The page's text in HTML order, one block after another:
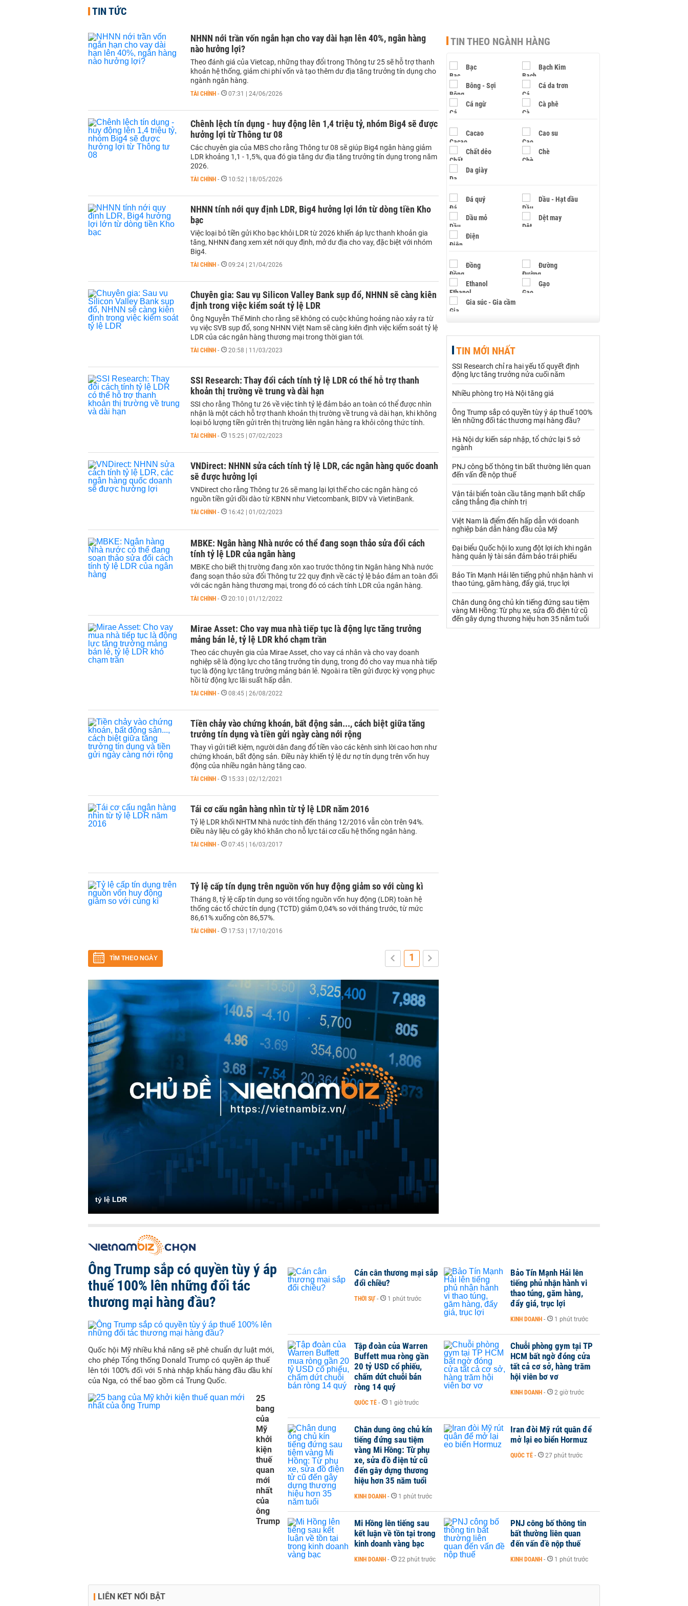
TIN TỨC
NHNN nới trần vốn ngắn hạn cho vay dài hạn lên 40%, ngân hàng
nào hưởng lợi?
Theo đánh giá của Vietcap, những thay đổi trong Thông tư 25 sẽ hỗ trợ thanh
khoản hệ thống, giảm chi phí vốn và tạo thêm dư địa tăng trưởng tín dụng cho
ngành ngân hàng.
TÀI CHÍNH - 07:31 | 24/06/2026
Chênh lệch tín dụng - huy động lên 1,4 triệu tỷ, nhóm Big4 sẽ được
hưởng lợi từ Thông tư 08
Các chuyên gia của MBS cho rằng Thông tư 08 sẽ giúp Big4 ngân hàng giảm
LDR khoảng 1,1 - 1,5%, qua đó gia tăng dư địa tăng trưởng tín dụng trong năm
2026.
TÀI CHÍNH - 10:52 | 18/05/2026
NHNN tính nới quy định LDR, Big4 hưởng lợi lớn từ dòng tiền Kho
bạc
Việc loại bỏ tiền gửi Kho bạc khỏi LDR từ 2026 khiến áp lực thanh khoản gia
tăng, NHNN đang xem xét nới quy định, mở dư địa cho vay, đặc biệt với nhóm
Big4.
TÀI CHÍNH - 09:24 | 21/04/2026
Chuyên gia: Sau vụ Silicon Valley Bank sụp đổ, NHNN sẽ càng kiên
định trong việc kiểm soát tỷ lệ LDR
Ông Nguyễn Thế Minh cho rằng sẽ không có cuộc khủng hoảng nào xảy ra từ
vụ việc SVB sụp đổ, song NHNN Việt Nam sẽ càng kiên định việc kiểm soát tỷ lệ
LDR của các ngân hàng thương mại trong thời gian tới.
TÀI CHÍNH - 20:58 | 11/03/2023
SSI Research: Thay đổi cách tính tỷ lệ LDR có thể hỗ trợ thanh
khoản thị trường về trung và dài hạn
SSI cho rằng Thông tư 26 về việc tính tỷ lệ đảm bảo an toàn có thể được nhìn
nhận là một cách hỗ trợ thanh khoản thị trường về trung và dài hạn, khi không
loại bỏ lượng tiền gửi trên thị trường liên ngân hàng ra khỏi công thức tính.
TÀI CHÍNH - 15:25 | 07/02/2023
VNDirect: NHNN sửa cách tính tỷ lệ LDR, các ngân hàng quốc doanh
sẽ được hưởng lợi
VNDirect cho rằng Thông tư 26 sẽ mang lại lợi thế cho các ngân hàng có
nguồn tiền gửi dồi dào từ KBNN như Vietcombank, BIDV và VietinBank.
TÀI CHÍNH - 16:42 | 01/02/2023
MBKE: Ngân hàng Nhà nước có thể đang soạn thảo sửa đổi cách
tính tỷ lệ LDR của ngân hàng
MBKE cho biết thị trường đang xôn xao trước thông tin Ngân hàng Nhà nước
đang soạn thảo sửa đổi Thông tư 22 quy định về các tỷ lệ bảo đảm an toàn đối
với các ngân hàng thương mại, trong đó có cách tính LDR của ngân hàng.
TÀI CHÍNH - 20:10 | 01/12/2022
Mirae Asset: Cho vay mua nhà tiếp tục là động lực tăng trưởng
mảng bán lẻ, tỷ lệ LDR khó chạm trần
Theo các chuyên gia của Mirae Asset, cho vay cá nhân và cho vay doanh
nghiệp sẽ là động lực cho tăng trưởng tín dụng, trong đó cho vay mua nhà tiếp
tục là động lực tăng trưởng mảng bán lẻ. Ngoài ra tiền gửi được kỳ vọng phục
hồi từ động lực lãi suất hấp dẫn.
TÀI CHÍNH - 08:45 | 26/08/2022
Tiền chảy vào chứng khoán, bất động sản..., cách biệt giữa tăng
trưởng tín dụng và tiền gửi ngày càng nới rộng
Thay vì gửi tiết kiệm, người dân đang đổ tiền vào các kênh sinh lời cao hơn như
chứng khoán, bất động sản. Điều này khiến tỷ lệ dư nợ tín dụng trên vốn huy
động của nhiều ngân hàng tăng cao.
TÀI CHÍNH - 15:33 | 02/12/2021
Tái cơ cấu ngân hàng nhìn từ tỷ lệ LDR năm 2016
Tỷ lệ LDR khối NHTM Nhà nước tính đến tháng 12/2016 vẫn còn trên 94%.
Điều này liệu có gây khó khăn cho nỗ lực tái cơ cấu hệ thống ngân hàng.
TÀI CHÍNH - 07:45 | 16/03/2017
Tỷ lệ cấp tín dụng trên nguồn vốn huy động giảm so với cùng kì
Tháng 8, tỷ lệ cấp tín dụng so với tổng nguồn vốn huy động (LDR) toàn hệ
thống các tổ chức tín dụng (TCTD) giảm 0,04% so với tháng trước, từ mức
86,61% xuống còn 86,57%.
TÀI CHÍNH - 17:53 | 17/10/2016
TÌM THEO NGÀY 1
tỷ lệ LDR
TIN THEO NGÀNH HÀNG
Bạc Bạch Kim
Bông - Sợi Cá da trơn
Cá ngừ Cà phê
Cacao Cao su
Chất dẻo Chè
Da giày
Đá quý Dầu - Hạt dầu
Dầu mỏ Dệt may
Điện
Đồng Đường
Ethanol Gạo
Gia súc - Gia cầm
Hạt điều
Khí đốt
Kim loại khác Mắc ca
Muối Ngũ cốc
Nhựa - Hạt nhựa
Palladium Phân bón
Sữa
Than Thức ăn chăn nuôi
Thủy hải sản khác Tôm
Vàng
VLXD khác Xăng dầu
Xi măng - Clynker
TIN MỚI NHẤT
SSI Research chỉ ra hai yếu tố quyết định
động lực tăng trưởng nửa cuối năm
Nhiều phòng trọ Hà Nội tăng giá
Ông Trump sắp có quyền tùy ý áp thuế 100%
lên những đối tác thương mại hàng đầu?
Hà Nội dự kiến sáp nhập, tổ chức lại 5 sở
ngành
PNJ công bố thông tin bất thường liên quan
đến vấn đề nộp thuế
Vận tải biển toàn cầu tăng mạnh bất chấp
căng thẳng địa chính trị
Việt Nam là điểm đến hấp dẫn với doanh
nghiệp bán dẫn hàng đầu của Mỹ
Đại biểu Quốc hội lo xung đột lợi ích khi ngân
hàng quản lý tài sản đảm bảo trái phiếu
Bảo Tín Mạnh Hải lên tiếng phủ nhận hành vi
thao túng, găm hàng, đẩy giá, trục lợi
Chân dung ông chủ kín tiếng đứng sau tiệm
vàng Mi Hồng: Từ phụ xe, sửa đồ điện tử cũ
đến gây dựng thương hiệu hơn 35 năm tuổi
Ông Trump sắp có quyền tùy ý áp
thuế 100% lên những đối tác
thương mại hàng đầu?
Quốc hội Mỹ nhiều khả năng sẽ phê chuẩn dự luật mới,
cho phép Tổng thống Donald Trump có quyền áp thuế
lên tới 100% đối với 5 nhà nhập khẩu hàng đầu dầu khí
của Nga, có thể bao gồm cả Trung Quốc.
25
bang
của
Mỹ
khởi
kiện
thuế
quan
mới
nhất
của
ông
Trump
Cán cân thương mại sắp
đổi chiều?
THỜI SỰ - 1 phút trước
Bảo Tín Mạnh Hải lên
tiếng phủ nhận hành vi
thao túng, găm hàng,
đẩy giá, trục lợi
KINH DOANH - 1 phút trước
Tập đoàn của Warren
Buffett mua ròng gần
20 tỷ USD cổ phiếu,
chấm dứt chuỗi bán
ròng 14 quý
QUỐC TẾ - 1 giờ trước
Chuỗi phòng gym tại TP
HCM bất ngờ đóng cửa
tất cả cơ sở, hàng trăm
hội viên bơ vơ
KINH DOANH - 2 giờ trước
Chân dung ông chủ kín
tiếng đứng sau tiệm
vàng Mi Hồng: Từ phụ
xe, sửa đồ điện tử cũ
đến gây dựng thương
hiệu hơn 35 năm tuổi
KINH DOANH - 1 phút trước
Iran đòi Mỹ rút quân để
mở lại eo biển Hormuz
QUỐC TẾ - 27 phút trước
Mi Hồng lên tiếng sau
kết luận về tồn tại trong
kinh doanh vàng bạc
KINH DOANH - 22 phút trước
PNJ công bố thông tin
bất thường liên quan
đến vấn đề nộp thuế
KINH DOANH - 1 phút trước
LIÊN KẾT NỔI BẬT